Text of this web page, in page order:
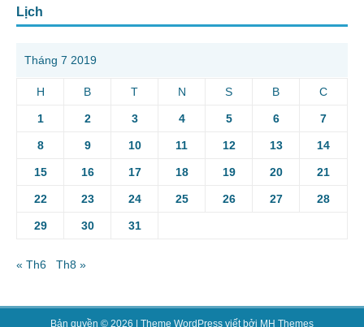
Lịch
Tháng 7 2019
H B T N S B C
1 2 3 4 5 6 7
8 9 10 11 12 13 14
15 16 17 18 19 20 21
22 23 24 25 26 27 28
29 30 31
« Th6 Th8 »
Bản quyền © 2026 | Theme WordPress viết bởi MH Themes